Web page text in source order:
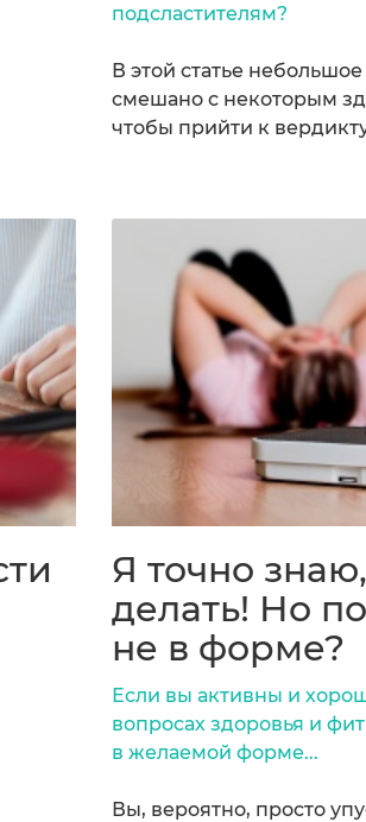
подсластителям?
В этой статье
смешано с некоторым
чтобы прийти к
Я точно
делать! Но
не в форме?
Если вы активны и
вопросах здоровья и
в желаемой форме...
Вы, вероятно, просто